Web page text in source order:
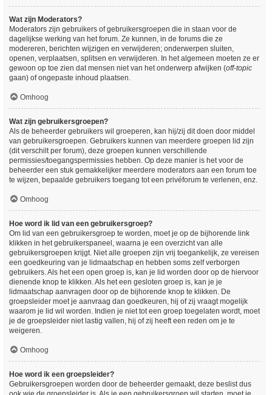
Wat zijn Moderators?
Moderators zijn gebruikers of gebruikersgroepen die in staan voor de
dagelijkse werking van het forum. Ze kunnen, in de forums die ze
modereren, berichten wijzigen en verwijderen; onderwerpen sluiten,
openen, verplaatsen, splitsen en verwijderen. In het algemeen moeten ze er
gewoon op toe zien dat mensen niet van het onderwerp afwijken (off-topic
gaan) of ongepaste inhoud plaatsen.
Omhoog
Wat zijn gebruikersgroepen?
Als de beheerder gebruikers wil groeperen, kan hij/zij dit doen door middel
van gebruikersgroepen. Gebruikers kunnen van meerdere groepen lid zijn
(dit verschilt per forum), deze groepen kunnen verschillende
permissies/toegangspermissies hebben. Op deze manier is het voor de
beheerder een stuk gemakkelijker meerdere moderators aan een forum toe
te wijzen, bepaalde gebruikers toegang tot een privéforum te verlenen, enz.
Omhoog
Hoe word ik lid van een gebruikersgroep?
Om lid van een gebruikersgroep te worden, moet je op de bijhorende link
klikken in het gebruikerspaneel, waarna je een overzicht van alle
gebruikersgroepen krijgt. Niet alle groepen zijn vrij toegankelijk, ze vereisen
een goedkeuring van je lidmaatschap en hebben soms zelf verborgen
gebruikers. Als het een open groep is, kan je lid worden door op de hiervoor
dienende knop te klikken. Als het een gesloten groep is, kan je je
lidmaatschap aanvragen door op de bijhorende knop te klikken. De
groepsleider moet je aanvraag dan goedkeuren, hij of zij vraagt mogelijk
waarom je lid wil worden. Indien je niet tot een groep toegelaten wordt, moet
je de groepsleider niet lastig vallen, hij of zij heeft een reden om je te
weigeren.
Omhoog
Hoe word ik een groepsleider?
Gebruikersgroepen worden door de beheerder gemaakt, deze beslist dus